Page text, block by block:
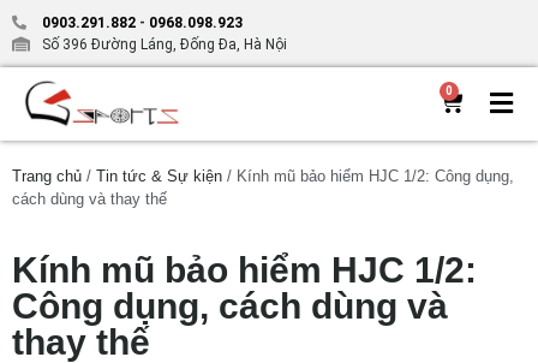
0903.291.882 - 0968.098.923
Số 396 Đường Láng, Đống Đa, Hà Nội
0
Trang chủ / Tin tức & Sự kiện / Kính mũ bảo hiểm HJC 1/2: Công dụng,
cách dùng và thay thế
Kính mũ bảo hiểm HJC 1/2:
Công dụng, cách dùng và
thay thế